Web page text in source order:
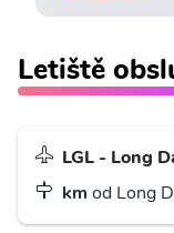
Letiště
LGL - Long
km od Long